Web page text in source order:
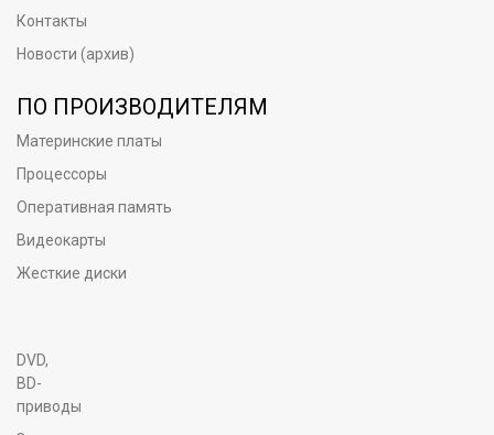
Контакты
Новости (архив)
ПО ПРОИЗВОДИТЕЛЯМ
Материнские платы
Процессоры
Оперативная память
Видеокарты
Жесткие диски
DVD,
BD-
приводы